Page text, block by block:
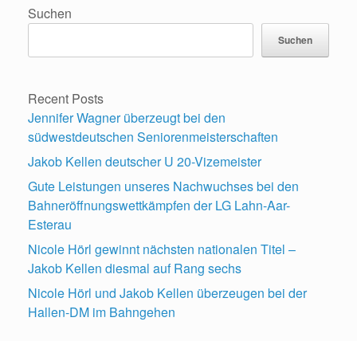
Suchen
Suchen
Recent Posts
Jennifer Wagner überzeugt bei den
südwestdeutschen Seniorenmeisterschaften
Jakob Kellen deutscher U 20-Vizemeister
Gute Leistungen unseres Nachwuchses bei den
Bahneröffnungswettkämpfen der LG Lahn-Aar-
Esterau
Nicole Hörl gewinnt nächsten nationalen Titel –
Jakob Kellen diesmal auf Rang sechs
Nicole Hörl und Jakob Kellen überzeugen bei der
Hallen-DM im Bahngehen